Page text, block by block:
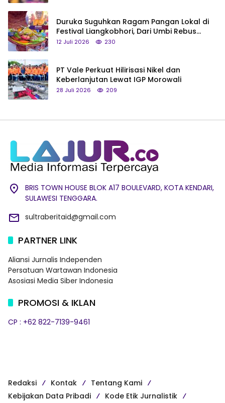
Duruka Suguhkan Ragam Pangan Lokal di
Festival Liangkobhori, Dari Umbi Rebus
hingga Tumpeng Beras Muna
12 Juli 2026 230
PT Vale Perkuat Hilirisasi Nikel dan
Keberlanjutan Lewat IGP Morowali
28 Juli 2026 209
BRIS TOWN HOUSE BLOK A17 BOULEVARD, KOTA KENDARI,
SULAWESI TENGGARA.
sultraberitaid@gmail.com
PARTNER LINK
Aliansi Jurnalis Independen
Persatuan Wartawan Indonesia
Asosiasi Media Siber Indonesia
PROMOSI & IKLAN
CP : +62 822-7139-9461
Redaksi Kontak
Tentang Kami
Kebijakan Data Pribadi
Kode Etik Jurnalistik